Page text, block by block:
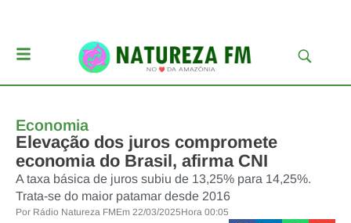
Economia
Elevação dos juros compromete
economia do Brasil, afirma CNI
A taxa básica de juros subiu de 13,25% para 14,25%.
Trata-se do maior patamar desde 2016
Por Rádio Natureza FMEm 22/03/2025Hora 00:05